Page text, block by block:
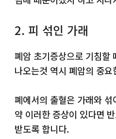
2. 피 섞인 가래
폐암 초기증상으로 기침할
나오는것 역시 폐암의 중
폐에서의 출혈은 가래와
약 이러한 증상이 있다면
받도록 합니다.